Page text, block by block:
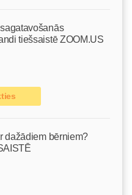
tiešsaistē ZOOM.US
dažādiem bērniem?